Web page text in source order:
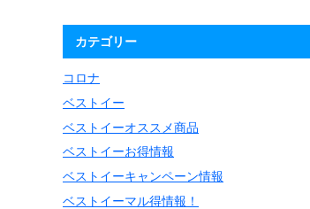
カテゴリー
コロナ
ベストイー
ベストイーオススメ商品
ベストイーお得情報
ベストイーキャンペーン情報
ベストイーマル得情報！